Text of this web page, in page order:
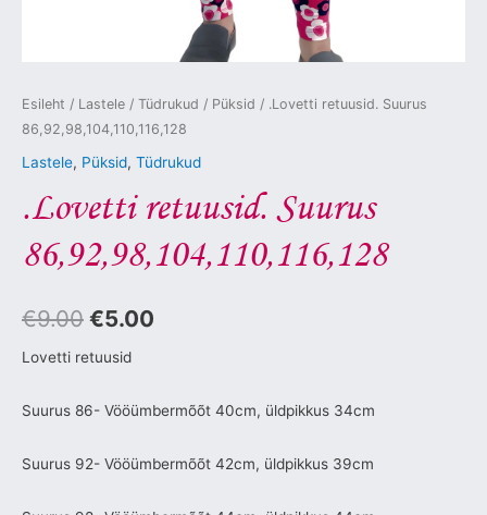
Esileht / Lastele / Tüdrukud / Püksid / .Lovetti retuusid. Suurus
86,92,98,104,110,116,128
Lastele, Püksid, Tüdrukud
.Lovetti retuusid. Suurus
86,92,98,104,110,116,128
€9.00 €5.00
Lovetti retuusid
Suurus 86- Vööümbermõõt 40cm, üldpikkus 34cm
Suurus 92- Vööümbermõõt 42cm, üldpikkus 39cm